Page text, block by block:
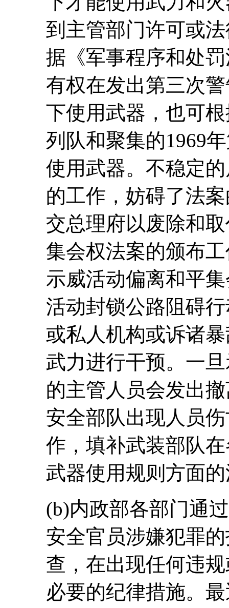
到主管部门许可或
据《军事程序和处
有权在发出第三次
下使用武器，也可
列队和聚集的1969
使用武器。不稳定
的工作，妨碍了法
交总理府以废除和
集会权法案的颁布
示威活动偏离和平
活动封锁公路阻碍
或私人机构或诉诸
武力进行干预。一
的主管人员会发出
安全部队出现人员
作，填补武装部队
武器使用规则方面
(b)内政部各部门通
安全官员涉嫌犯罪
查，在出现任何违
必要的纪律措施。